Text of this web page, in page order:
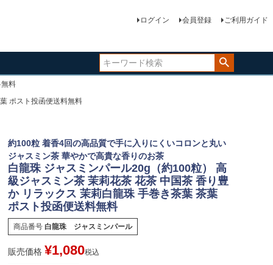
ログイン 会員登録 ご利用ガイド
料
ポスト投函便送料無料
約100粒 着香4回の高品質で手に入りにくいコロンと丸い
ジャスミン茶 華やかで高貴な香りのお茶
白龍珠 ジャスミンパール20g（約100粒） 高
級ジャスミン茶 茉莉花茶 花茶 中国茶 香り豊
か リラックス 茉莉白龍珠 手巻き茶葉 茶葉
ポスト投函便送料無料
商品番号 白龍珠 ジャスミンパール
販売価格 ¥1,080税込